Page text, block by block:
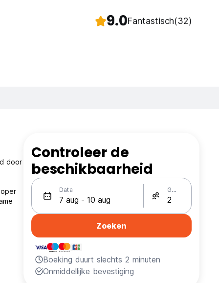
9.0Fantastisch(32)
door
Controleer de
beschikbaarheid
Data Gasten
Zoeken
Boeking duurt slechts 2 minuten
Onmiddellijke bevestiging